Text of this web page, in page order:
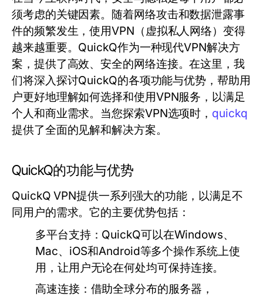
须考虑的关键因素。随着网络攻击和数据泄露事
件的频繁发生，使用VPN（虚拟私人网络）变得
越来越重要。QuickQ作为一种现代VPN解决方
案，提供了高效、安全的网络连接。在这里，我
们将深入探讨QuickQ的各项功能与优势，帮助用
户更好地理解如何选择和使用VPN服务，以满足
个人和商业需求。当您探索VPN选项时， quickq
提供了全面的见解和解决方案。
QuickQ的功能与优势
QuickQ VPN提供一系列强大的功能，以满足不
同用户的需求。它的主要优势包括：
多平台支持： QuickQ可以在Windows、
Mac、iOS和Android等多个操作系统上使
用，让用户无论在何处均可保持连接。
高速连接： 借助全球分布的服务器，